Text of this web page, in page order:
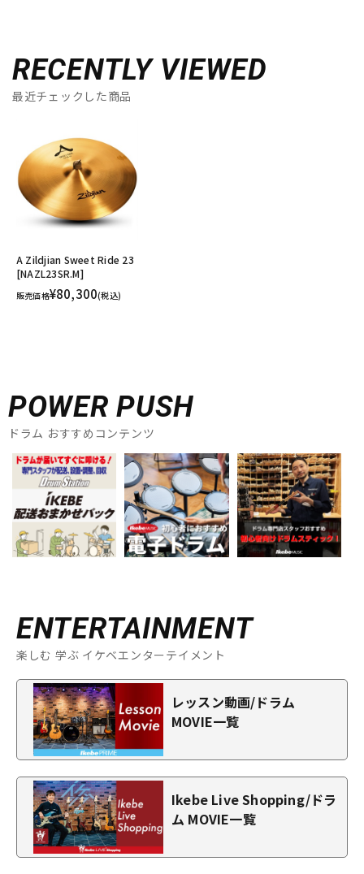
RECENTLY VIEWED
最近チェックした商品
A Zildjian Sweet Ride 23
[NAZL23SR.M]
販売価格¥80,300(税込)
POWER PUSH
ドラム おすすめコンテンツ
ENTERTAINMENT
楽しむ 学ぶ イケベエンターテイメント
レッスン動画/ドラム
MOVIE一覧
Ikebe Live Shopping/ドラ
ム MOVIE一覧